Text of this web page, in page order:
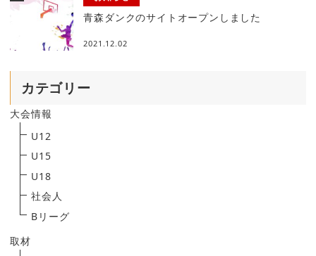
青森ダンクのサイトオープンしました
2021.12.02
カテゴリー
大会情報
U12
U15
U18
社会人
Bリーグ
取材